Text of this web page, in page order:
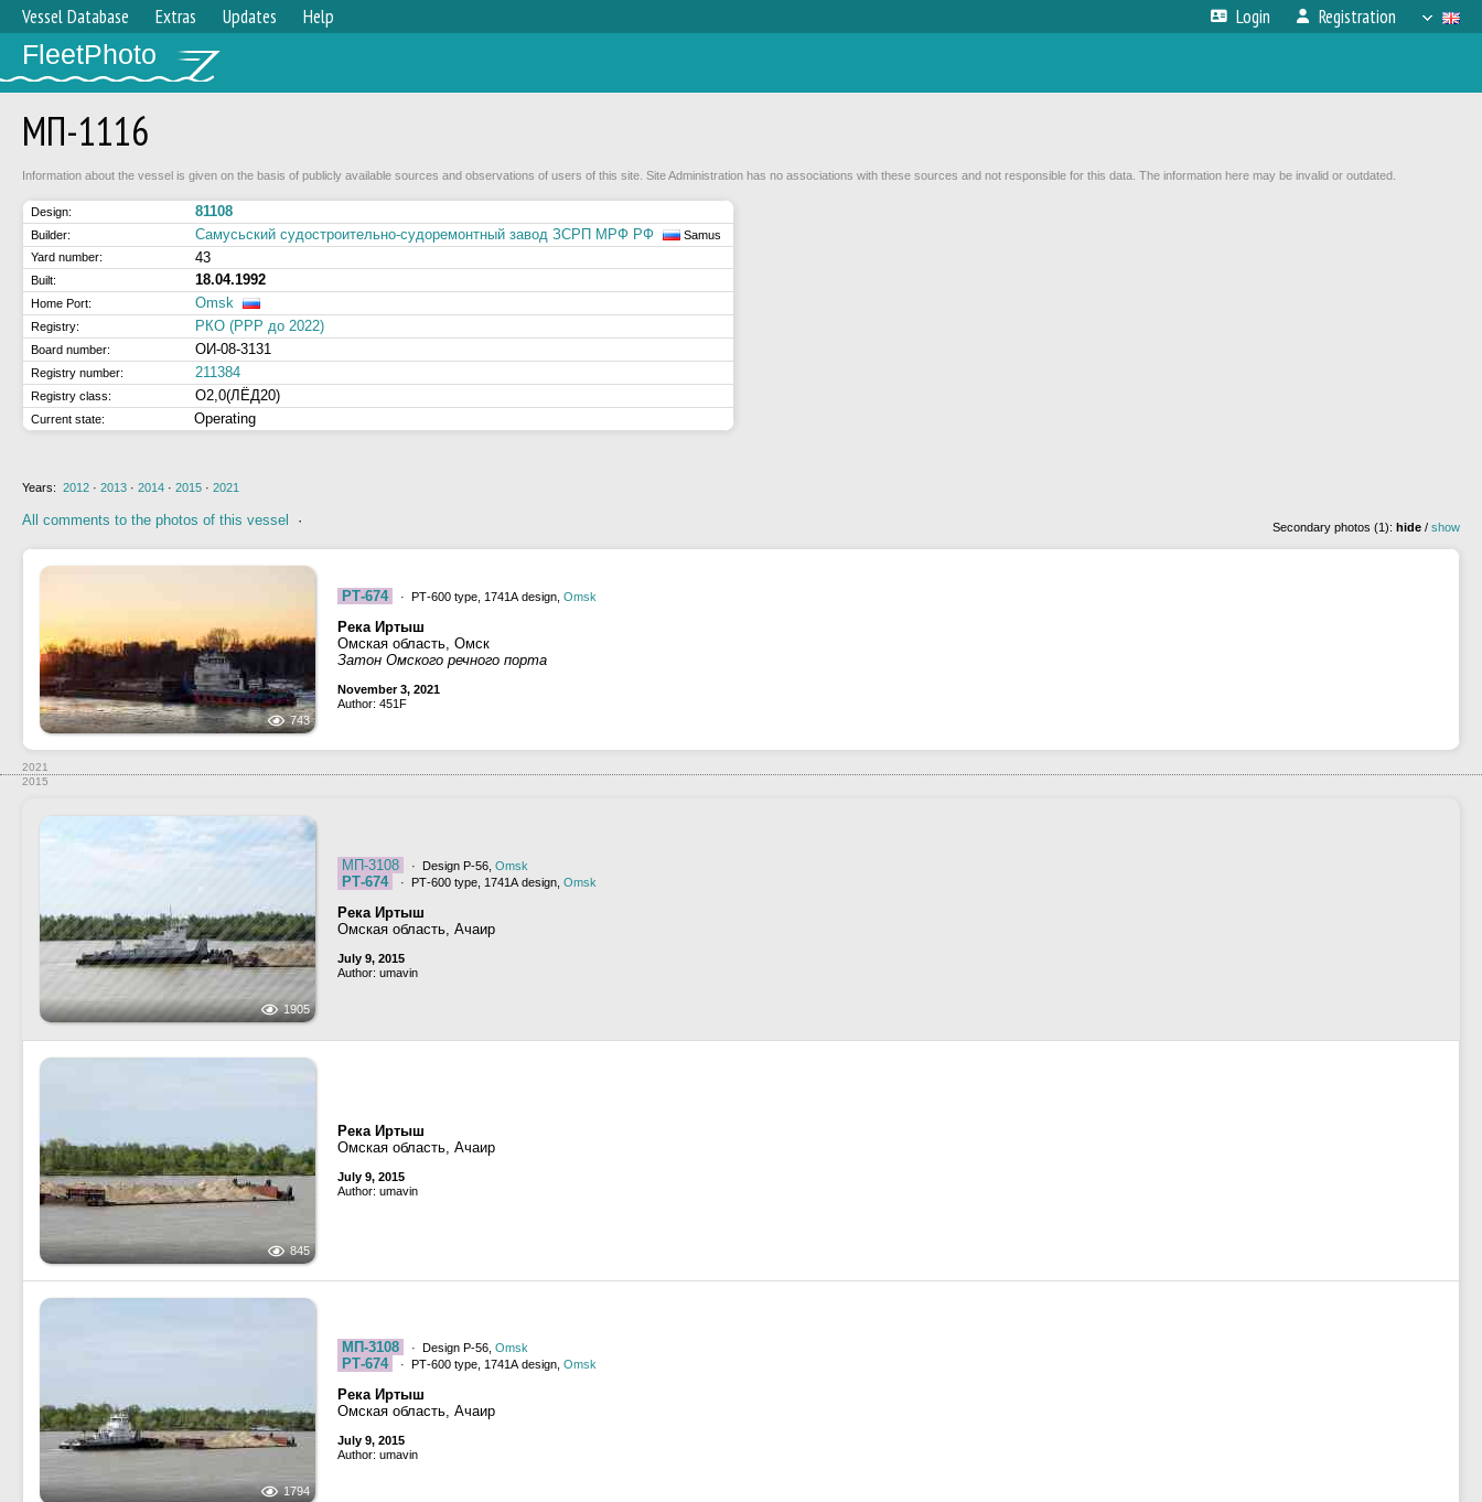
Vessel Database Extras Updates Help Login Registration
FleetPhoto
МП-1116
Information about the vessel is given on the basis of publicly available sources and observations of users of this site. Site Administration has no associations with these sources and not responsible for this data. The information here may be invalid or outdated.
Design: 81108
Builder: Самусьский судостроительно-судоремонтный завод ЗСРП МРФ РФ
Samus
Yard number:
43
Built: 18.04.1992
Home Port: Omsk
Registry: РКО (РРР до 2022)
Board number: ОИ-08-3131
Registry number: 211384
Registry class: О2,0(ЛЁД20)
Current state: Operating
Years: 2012 · 2013 · 2014 · 2015 · 2021
All comments to the photos of this vessel · Secondary photos (1): hide / show
743
РТ-674 · РТ-600 type, 1741А design, Omsk
Река Иртыш
Омская область, Омск
Затон Омского речного порта
November 3, 2021
Author: 451F
2021
2015
1905
МП-3108 · Design Р-56, Omsk
РТ-674 · РТ-600 type, 1741А design, Omsk
Река Иртыш
Омская область, Ачаир
July 9, 2015
Author: umavin
845
Река Иртыш
Омская область, Ачаир
July 9, 2015
Author: umavin
1794
МП-3108 · Design Р-56, Omsk
РТ-674 · РТ-600 type, 1741А design, Omsk
Река Иртыш
Омская область, Ачаир
July 9, 2015
Author: umavin